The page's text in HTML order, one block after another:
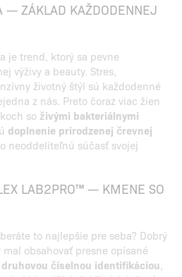
— ZÁKLAD KAŽDODENNEJ
je trend, ktorý sa pevne
výživy a beauty. Stres,
životný štýl sú každodenné
z nás. Preto čoraz viac žien
so živými bakteriálnymi
doplnenie prirodzenej črevnej
neoddeliteľnú súčasť svojej
LAB2PRO™ — KMENE SO
to najlepšie pre seba? Dobrý
obsahovať presne opísané
číselnou identifikáciou,